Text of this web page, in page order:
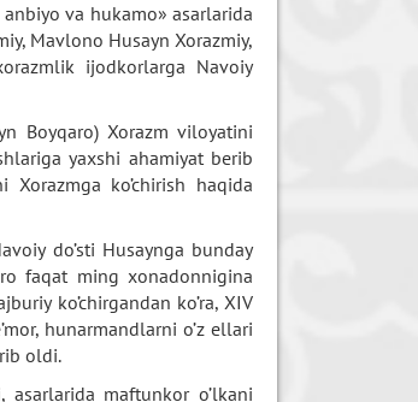
va hukamo» asarlarida
Mavlono Husayn Xorazmiy,
ijodkorlarga Navoiy
Boyqaro) Xorazm viloyatini
yaxshi ahamiyat berib
ko’chirish haqida
do’sti Husaynga bunday
faqat ming xonadonnigina
ko’chirgandan ko’ra, XIV
hunarmandlarni o’z ellari
oldi.
maftunkor o’lkani